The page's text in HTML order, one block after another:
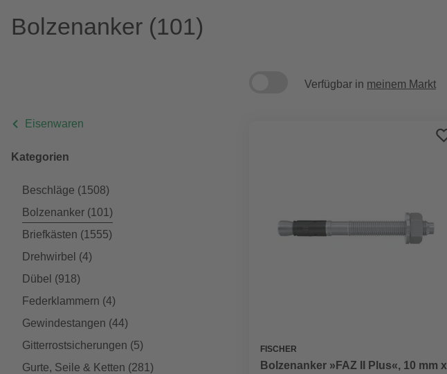
Bolzenanker (101)
Eisenwaren
Kategorien
Beschläge (1508)
Bolzenanker (101)
Briefkästen (1555)
Drehwirbel (4)
Dübel (918)
Federklammern (4)
Gewindestangen (44)
Gitterrostsicherungen (5)
Gurte, Seile & Ketten (281)
Verfügbar in meinem Markt
FISCHER
Bolzenanker »FAZ II Plus«, 10 mm x